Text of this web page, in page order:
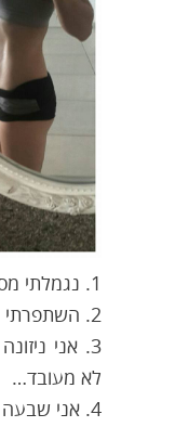
1. נגמלתי מסוכרים ופחמימות
2. השתפרתי משמעותית בתחום הכושר הגופני
3. אני
לא מעובד…
4. אני שבעה ומאושרת!!!